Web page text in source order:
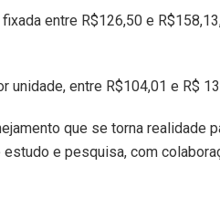
entre R$126,50 e
entre R$104,01 e R$
que se torna realidade
e pesquisa, com